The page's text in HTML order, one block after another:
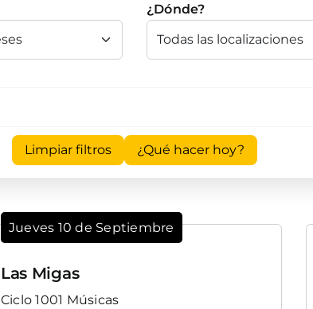
¿Dónde?
Limpiar filtros ¿Qué hacer hoy?
Jueves 10 de Septiembre
Las Migas
Ciclo 1001 Músicas